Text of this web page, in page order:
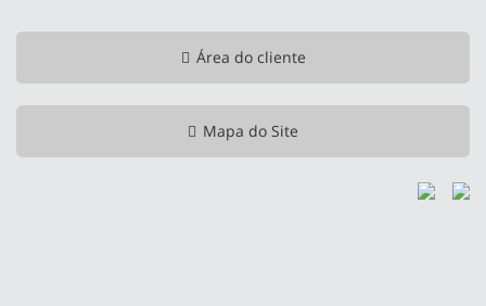
Área do cliente
Mapa do Site